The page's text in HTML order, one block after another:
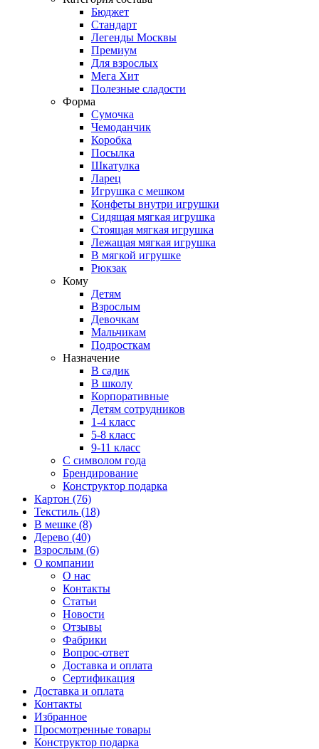
Бюджет
Стандарт
Легенды Москвы
Премиум
Для взрослых
Мега Хит
Полезные сладости
Форма
Сумочка
Чемоданчик
Коробка
Посылка
Шкатулка
Ларец
Игрушка с мешком
Конфеты внутри игрушки
Сидящая мягкая игрушка
Стоящая мягкая игрушка
Лежащая мягкая игрушка
В мягкой игрушке
Рюкзак
Кому
Детям
Взрослым
Девочкам
Мальчикам
Подросткам
Назначение
В садик
В школу
Корпоративные
Детям сотрудников
1-4 класс
5-8 класс
9-11 класс
С символом года
Брендирование
Конструктор подарка
Картон (76)
Текстиль (18)
В мешке (8)
Дерево (40)
Взрослым (6)
О компании
О нас
Контакты
Статьи
Новости
Отзывы
Фабрики
Вопрос-ответ
Доставка и оплата
Сертификация
Доставка и оплата
Контакты
Избранное
Просмотренные товары
Конструктор подарка